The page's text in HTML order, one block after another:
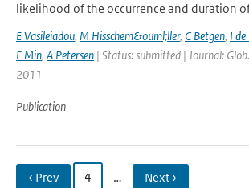
likelihood of the occurrence and duration
E Vasileiadou, M Hisschem&ouml;ller, C Betgen, I
E Min, A Petersen | Status: submitted | Journal:
2011
Publication
‹ Prev 4 … Next ›